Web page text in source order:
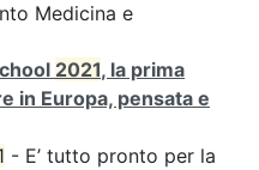
Medicina e
2021, la prima
in Europa, pensata e
- E’ tutto pronto per la